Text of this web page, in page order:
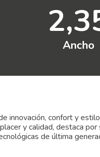
Ancho
innovación, confort y
y calidad, destaca
de última